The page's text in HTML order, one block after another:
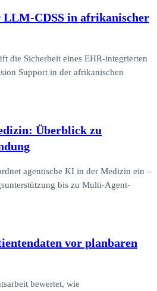
LLM-CDSS in afrikanischer
die Sicherheit eines EHR-integrierten
Support in der afrikanischen
Überblick zu
agentische KI in der Medizin ein –
bis zu Multi-Agent-
vor planbaren
bewertet, wie